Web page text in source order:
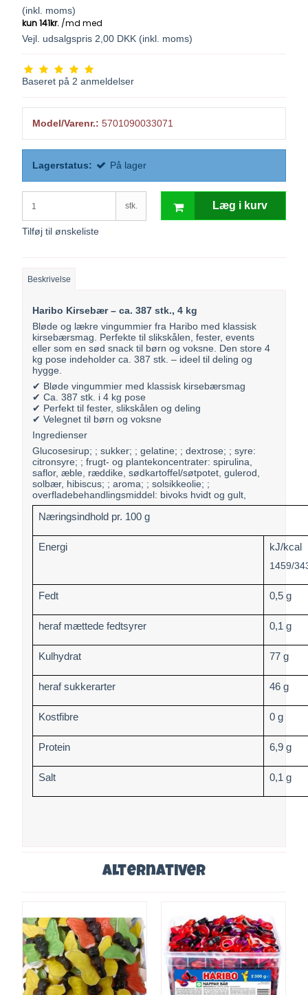
(inkl. moms)
Vejl. udsalgspris 2,00 DKK (inkl. moms)
Baseret på 2 anmeldelser
Model/Varenr.: 5701090033071
Lagerstatus: På lager
stk. Læg i kurv
Tilføj til ønskeliste
Beskrivelse
Haribo Kirsebær – ca. 387 stk., 4 kg
Bløde og lækre vingummier fra Haribo med klassisk
kirsebærsmag. Perfekte til slikskålen, fester, events
eller som en sød snack til børn og voksne. Den store 4
kg pose indeholder ca. 387 stk. – ideel til deling og
hygge.
✔ Bløde vingummier med klassisk kirsebærsmag
✔ Ca. 387 stk. i 4 kg pose
✔ Perfekt til fester, slikskålen og deling
✔ Velegnet til børn og voksne
Ingredienser
Glucosesirup; ; sukker; ; gelatine; ; dextrose; ; syre:
citronsyre; ; frugt- og plantekoncentrater: spirulina,
saflor, æble, ræddike, sødkartoffel/søtpotet, gulerod,
solbær, hibiscus; ; aroma; ; solsikkeolie; ;
overfladebehandlingsmiddel: bivoks hvidt og gult,
Næringsindhold pr. 100 g
Energi
kJ/kcal
1459/
Fedt 0,5 g
heraf mættede fedtsyrer 0,1 g
Kulhydrat 77 g
heraf sukkerarter 46 g
Kostfibre 0 g
Protein 6,9 g
Salt 0,1 g
Alternativer